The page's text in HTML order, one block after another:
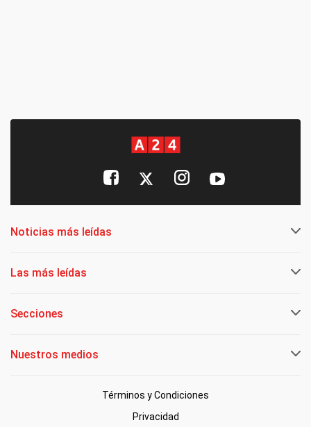
Noticias más leídas
Las más leídas
Secciones
Nuestros medios
Términos y Condiciones
Privacidad